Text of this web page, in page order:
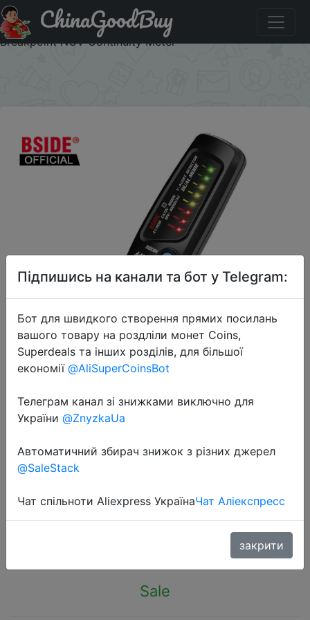
Придбати BSIDE Non-Contact Voltage Detector Tester
Indicator Profession Smart Test Pencil Live/phase Wire
Breakpoint NCV Continuity Meter
ChinaGoodBuy
2023-11-11
BSIDE Non-Contact Voltage
Detector Tester Indicator Profession
Smart Test Pencil Live/phase Wire
Sale
Підпишись на канали та бот у Telegram:
Бот для швидкого створення прямих посилань
вашого товару на роздліли монет Coins,
Superdeals та інших розділів, для більшої
економії @AliSuperCoinsBot
Телеграм канал зі знижками виключно для
України @ZnyzkaUa
Автоматичний збирач знижок з різних джерел
@SaleStack
Чат спільноти Aliexpress УкраїнаЧат Аліекспресс
закрити